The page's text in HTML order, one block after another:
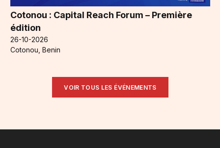
Cotonou : Capital Reach Forum – Première
édition
26-10-2026
Cotonou, Benin
VOIR TOUS LES ÉVÉNEMENTS